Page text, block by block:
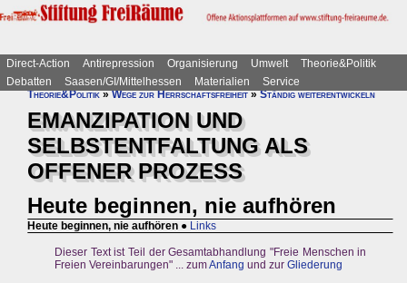
Direct-Action Antirepression Organisierung Umwelt
Theorie&Politik
Debatten
Saasen/GI/Mittelhessen Materialien
Service
Theorie&Politik»Wege zur Herrschaftsfreiheit»Ständig weiterentwickeln
EMANZIPATION UND
SELBSTENTFALTUNG ALS
OFFENER PROZESS
Heute beginnen, nie aufhören
Heute beginnen, nie aufhören ● Links
Dieser Text ist Teil der Gesamtabhandlung "Freie Menschen in
Freien Vereinbarungen" ... zumAnfang und zur Gliederung